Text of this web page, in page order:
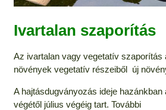
Ivartalan szaporítás
Az ivartalan vagy vegetatív szaporítás
növények vegetatív részeiből új
A hajtásdugványozás ideje hazánkban
végétől július végéig tart. További